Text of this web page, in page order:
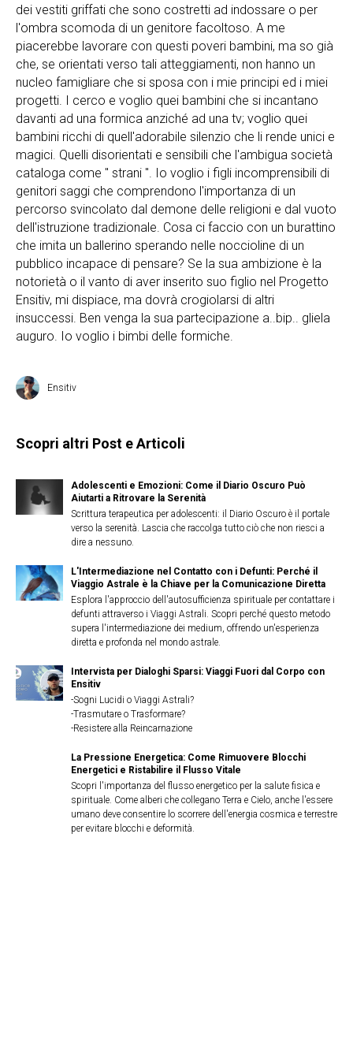
dei vestiti griffati che sono costretti ad indossare o per
l'ombra scomoda di un genitore facoltoso. A me
piacerebbe lavorare con questi poveri bambini, ma so già
che, se orientati verso tali atteggiamenti, non hanno un
nucleo famigliare che si sposa con i mie principi ed i miei
progetti. I cerco e voglio quei bambini che si incantano
davanti ad una formica anziché ad una tv; voglio quei
bambini ricchi di quell'adorabile silenzio che li rende unici e
magici. Quelli disorientati e sensibili che l'ambigua società
cataloga come " strani ". Io voglio i figli incomprensibili di
genitori saggi che comprendono l'importanza di un
percorso svincolato dal demone delle religioni e dal vuoto
dell'istruzione tradizionale. Cosa ci faccio con un burattino
che imita un ballerino sperando nelle noccioline di un
pubblico incapace di pensare? Se la sua ambizione è la
notorietà o il vanto di aver inserito suo figlio nel Progetto
Ensitiv, mi dispiace, ma dovrà crogiolarsi di altri
insuccessi. Ben venga la sua partecipazione a..bip.. gliela
auguro. Io voglio i bimbi delle formiche.
Ensitiv
Scopri altri Post e Articoli
Adolescenti e Emozioni: Come il Diario Oscuro Può
Aiutarti a Ritrovare la Serenità
Scrittura terapeutica per adolescenti: il Diario Oscuro è il portale
verso la serenità. Lascia che raccolga tutto ciò che non riesci a
dire a nessuno.
L'Intermediazione nel Contatto con i Defunti: Perché il
Viaggio Astrale è la Chiave per la Comunicazione Diretta
Esplora l'approccio dell'autosufficienza spirituale per contattare i
defunti attraverso i Viaggi Astrali. Scopri perché questo metodo
supera l'intermediazione dei medium, offrendo un'esperienza
diretta e profonda nel mondo astrale.
Intervista per Dialoghi Sparsi: Viaggi Fuori dal Corpo con
Ensitiv
-Sogni Lucidi o Viaggi Astrali?
-Trasmutare o Trasformare?
-Resistere alla Reincarnazione
La Pressione Energetica: Come Rimuovere Blocchi
Energetici e Ristabilire il Flusso Vitale
Scopri l'importanza del flusso energetico per la salute fisica e
spirituale. Come alberi che collegano Terra e Cielo, anche l'essere
umano deve consentire lo scorrere dell'energia cosmica e terrestre
per evitare blocchi e deformità.